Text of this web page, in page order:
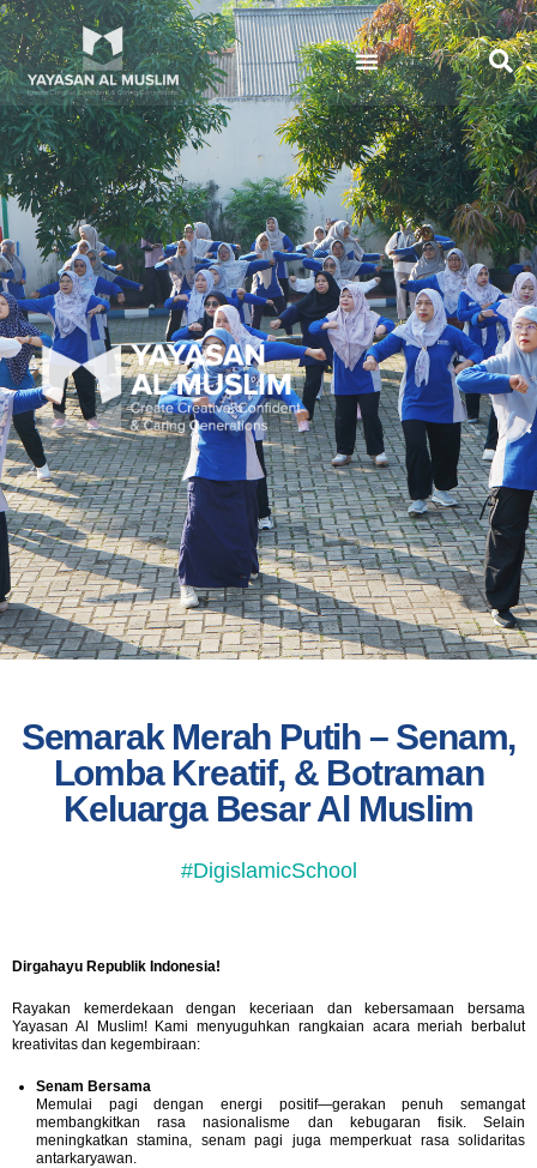
Semarak Merah Putih – Senam,
Lomba Kreatif, & Botraman
Keluarga Besar Al Muslim
#DigislamicSchool
Dirgahayu Republik Indonesia!
Rayakan kemerdekaan dengan keceriaan dan kebersamaan bersama
Yayasan Al Muslim! Kami menyuguhkan rangkaian acara meriah berbalut
kreativitas dan kegembiraan:
Senam Bersama
Memulai pagi dengan energi positif—gerakan penuh semangat
membangkitkan rasa nasionalisme dan kebugaran fisik. Selain
meningkatkan stamina, senam pagi juga memperkuat rasa solidaritas
antarkaryawan.